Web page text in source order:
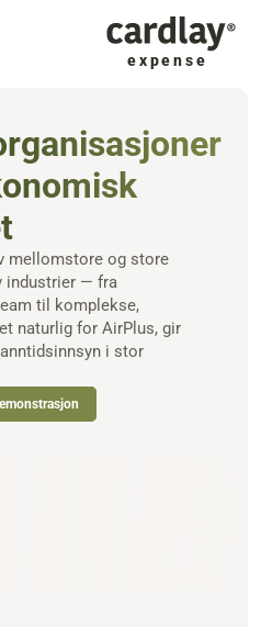
expense
Expense
Select Language
mellomstore og store
industrier — fra
til komplekse,
naturlig for AirPlus, gir
i stor